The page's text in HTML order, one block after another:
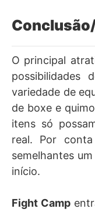
O principal
possibilidades
variedade de
de boxe e
itens só
real. Por
semelhantes
início.
Fight Camp